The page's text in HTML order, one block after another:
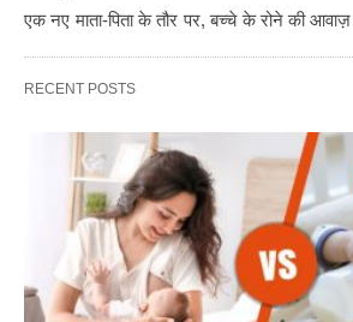
एक नए माता-पिता के तौर पर, बच्चे के रोने की
RECENT POSTS